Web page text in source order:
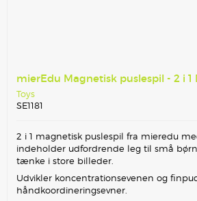
mierEdu Magnetisk puslespil - 2 i 1
Toys
SE1181
2 i 1 magnetisk puslespil fra mieredu
indeholder udfordrende leg til små
tænke i store billeder.
Udvikler koncentrationsevenen og
håndkoordineringsevner.